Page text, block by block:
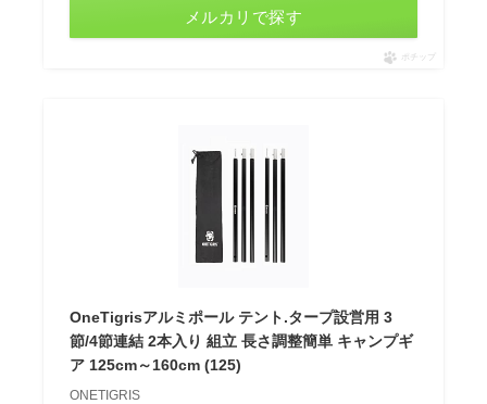
メルカリで探す
ポチップ
OneTigrisアルミポール テント.タープ設営用 3
節/4節連結 2本入り 組立 長さ調整簡単 キャンプギ
ア 125cm～160cm (125)
ONETIGRIS